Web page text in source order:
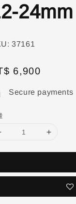
37161
6,900
Secure payments